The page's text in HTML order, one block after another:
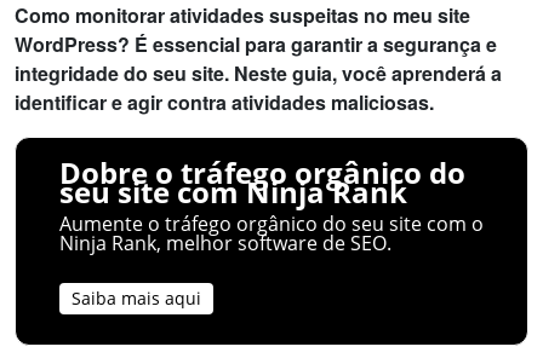
Como monitorar atividades suspeitas no meu site
WordPress? É essencial para garantir a segurança e
integridade do seu site. Neste guia, você aprenderá a
identificar e agir contra atividades maliciosas.
Dobre o tráfego orgânico do
seu site com Ninja Rank
Aumente o tráfego orgânico do seu site com o
Ninja Rank, melhor software de SEO.
Saiba mais aqui